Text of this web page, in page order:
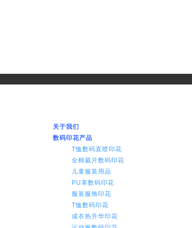
关于我们
数码印花产品
T恤数码直喷印花
全棉裁片数码印花
儿童服装用品
PU革数码印花
服装服饰印花
T恤数码印花
成衣热升华印花